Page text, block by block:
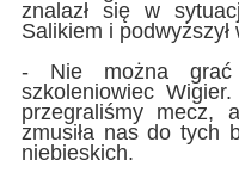
znalazł się w
Salikiem i podwyższył
- Nie można
szkoleniowiec
przegraliśmy mecz,
zmusiła nas do tych
niebieskich.